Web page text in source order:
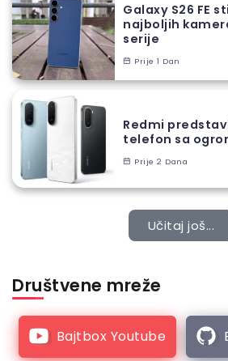
Galaxy S26 FE
najboljih
serije
Prije 1 Dan
Redmi
telefon sa
Prije 2 Dana
Učitaj još...
Društvene mreže
Bajtbox Youtube